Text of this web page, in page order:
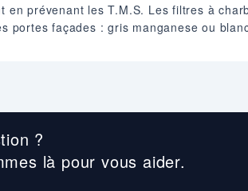
en prévenant les T.M.S. Les filtres à
portes façades : gris manganese ou
?
là pour vous aider.